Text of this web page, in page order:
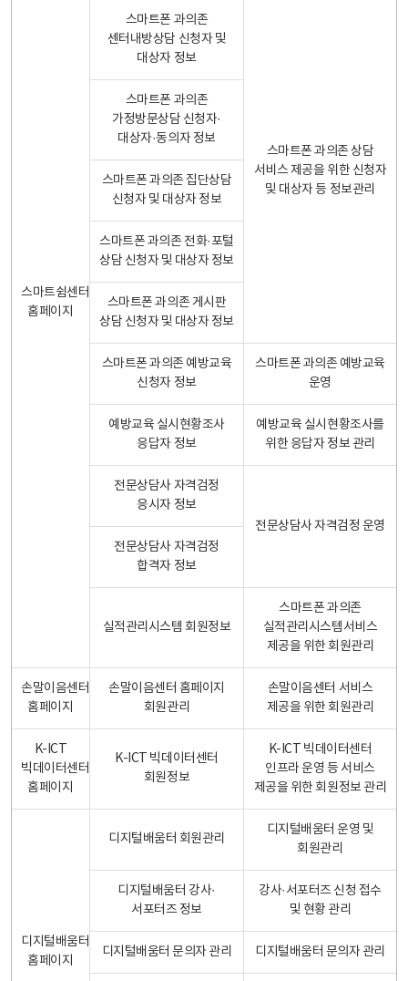
스마트쉼센터
홈페이지
스마트폰 과의존
센터내방상담 신청자 및
대상자 정보
스마트폰 과의존 상담
서비스 제공을 위한 신청자
및 대상자 등 정보관리
스마트폰 과의존
가정방문상담 신청자·
대상자·동의자 정보
스마트폰 과의존 집단상담
신청자 및 대상자 정보
스마트폰 과의존 전화·포털
상담 신청자 및 대상자 정보
스마트폰 과의존 게시판
상담 신청자 및 대상자 정보
스마트폰 과의존 예방교육
신청자 정보
스마트폰 과의존 예방교육
운영
예방교육 실시현황조사
응답자 정보
예방교육 실시현황조사를
위한 응답자 정보 관리
전문상담사 자격검정
응시자 정보
전문상담사 자격검정 운영
전문상담사 자격검정
합격자 정보
실적관리시스템 회원정보
스마트폰 과의존
실적관리시스템서비스
제공을 위한 회원관리
손말이음센터
홈페이지
손말이음센터 홈페이지
회원관리
손말이음센터 서비스
제공을 위한 회원관리
K-ICT
빅데이터센터
홈페이지
K-ICT 빅데이터센터
회원정보
K-ICT 빅데이터센터
인프라 운영 등 서비스
제공을 위한 회원정보 관리
디지털배움터
홈페이지
디지털배움터 회원관리
디지털배움터 운영 및
회원관리
디지털배움터 강사·
서포터즈 정보
강사·서포터즈 신청 접수
및 현황 관리
디지털배움터 문의자 관리 디지털배움터 문의자 관리